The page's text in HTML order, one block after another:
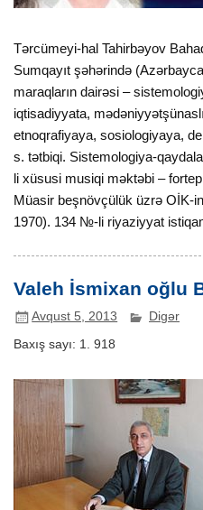
Tərcümeyi-hal Tahirbəyov
Sumqayıt şəhərində
maraqların dairəsi –
iqtisadiyyata,
etnoqrafiyaya, sosiologiyaya,
s. tətbiqi. Sistemologiya-
li xüsusi musiqi məktəbi –
Müasir beşnövçülük üzrə OİK-
1970). 134 №-li riyaziyyat
Valeh İsmixan oğlu
Avqust 5, 2013 Digər
Baxış sayı: 1. 918